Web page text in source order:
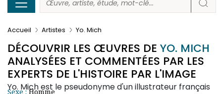
Accueil Artistes Yo. Mich
DÉCOUVRIR LES ŒUVRES DE YO. MICH
ANALYSÉES ET COMMENTÉES PAR LES
EXPERTS DE L'HISTOIRE PAR L'IMAGE
Sexe :Homme
Yo. Mich est le pseudonyme d'un illustrateur français